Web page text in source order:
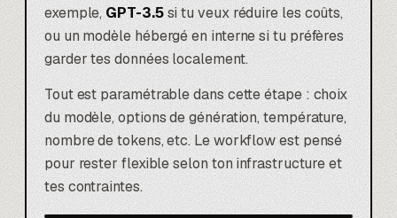
exemple,GPT-3.5si tu veux réduire les coûts,
ou un modèle hébergé en interne si tu préfères
garder tes données localement.
Tout est paramétrable dans cette étape : choix
du modèle, options de génération, température,
nombre de tokens, etc. Le workflow est pensé
pour rester flexible selon ton infrastructure et
tes contraintes.